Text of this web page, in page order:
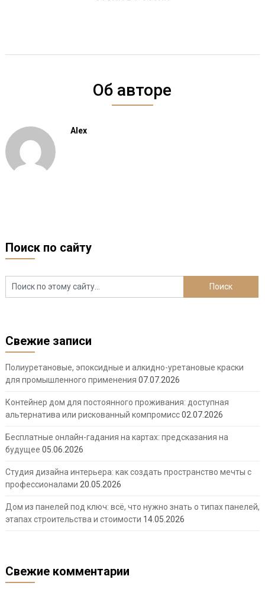
Об авторе
Alex
Поиск по сайту
Свежие записи
Полиуретановые, эпоксидные и алкидно-уретановые краски
для промышленного применения 07.07.2026
Контейнер дом для постоянного проживания: доступная
альтернатива или рискованный компромисс02.07.2026
Бесплатные онлайн-гадания на картах: предсказания на
будущее 05.06.2026
Студия дизайна интерьера: как создать пространство мечты с
профессионалами 20.05.2026
Дом из панелей под ключ: всё, что нужно знать о типах панелей,
этапах строительства и стоимости 14.05.2026
Свежие комментарии